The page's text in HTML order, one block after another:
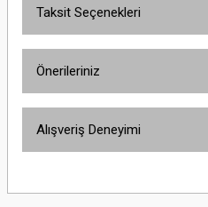
Taksit Seçenekleri
Önerileriniz
yetersiz gördüğünüz noktaları
Alışveriş Deneyimi